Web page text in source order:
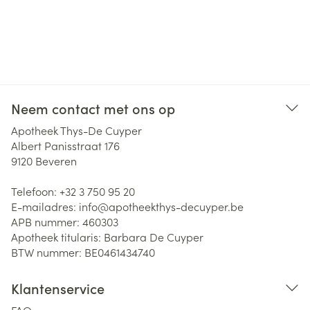
Neem contact met ons op
Apotheek Thys-De Cuyper
Albert Panisstraat 176
9120 Beveren
Telefoon: +32 3 750 95 20
E-mailadres: info@apotheekthys-decuyper.be
APB nummer: 460303
Apotheek titularis: Barbara De Cuyper
BTW nummer: BE0461434740
Klantenservice